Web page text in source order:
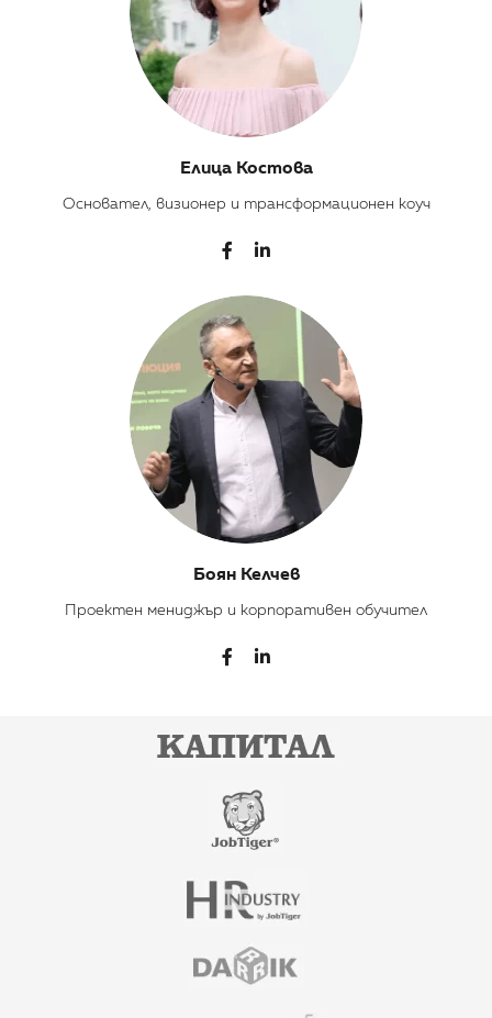
Елица Костова
Основател, визионер и трансформационен коуч
Боян Келчев
Проектен мениджър и корпоративен обучител